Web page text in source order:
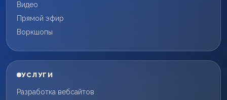
Видео
Прямой эфир
Воркшопы
УСЛУГИ
Разработка вебсайтов